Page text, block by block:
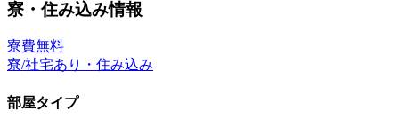
寮・住み込み情報
寮費無料
寮/社宅あり・住み込み
部屋タイプ